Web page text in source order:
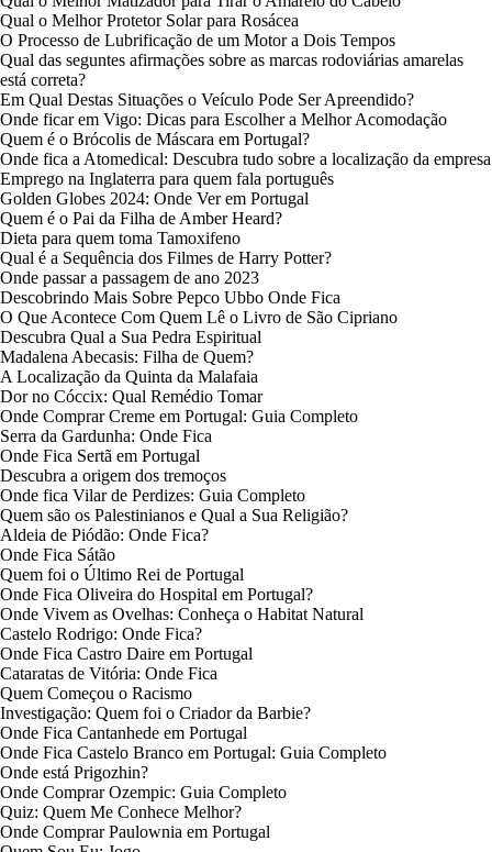
Qual o Melhor Protetor Solar para Rosácea
O Processo de Lubrificação de um Motor a Dois Tempos
Qual das seguntes afirmações sobre as marcas rodoviárias amarelas
está correta?
Em Qual Destas Situações o Veículo Pode Ser Apreendido?
Onde ficar em Vigo: Dicas para Escolher a Melhor Acomodação
Quem é o Brócolis de Máscara em Portugal?
Onde fica a Atomedical: Descubra tudo sobre a localização da empresa
Emprego na Inglaterra para quem fala português
Golden Globes 2024: Onde Ver em Portugal
Quem é o Pai da Filha de Amber Heard?
Dieta para quem toma Tamoxifeno
Qual é a Sequência dos Filmes de Harry Potter?
Onde passar a passagem de ano 2023
Descobrindo Mais Sobre Pepco Ubbo Onde Fica
O Que Acontece Com Quem Lê o Livro de São Cipriano
Descubra Qual a Sua Pedra Espiritual
Madalena Abecasis: Filha de Quem?
A Localização da Quinta da Malafaia
Dor no Cóccix: Qual Remédio Tomar
Onde Comprar Creme em Portugal: Guia Completo
Serra da Gardunha: Onde Fica
Onde Fica Sertã em Portugal
Descubra a origem dos tremoços
Onde fica Vilar de Perdizes: Guia Completo
Quem são os Palestinianos e Qual a Sua Religião?
Aldeia de Piódão: Onde Fica?
Onde Fica Sátão
Quem foi o Último Rei de Portugal
Onde Fica Oliveira do Hospital em Portugal?
Onde Vivem as Ovelhas: Conheça o Habitat Natural
Castelo Rodrigo: Onde Fica?
Onde Fica Castro Daire em Portugal
Cataratas de Vitória: Onde Fica
Quem Começou o Racismo
Investigação: Quem foi o Criador da Barbie?
Onde Fica Cantanhede em Portugal
Onde Fica Castelo Branco em Portugal: Guia Completo
Onde está Prigozhin?
Onde Comprar Ozempic: Guia Completo
Quiz: Quem Me Conhece Melhor?
Onde Comprar Paulownia em Portugal